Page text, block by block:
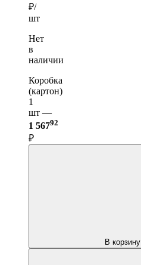
₽/
шт
Нет
в
наличии
Коробка
(картон)
1
шт —
1 56792
₽
В корзину